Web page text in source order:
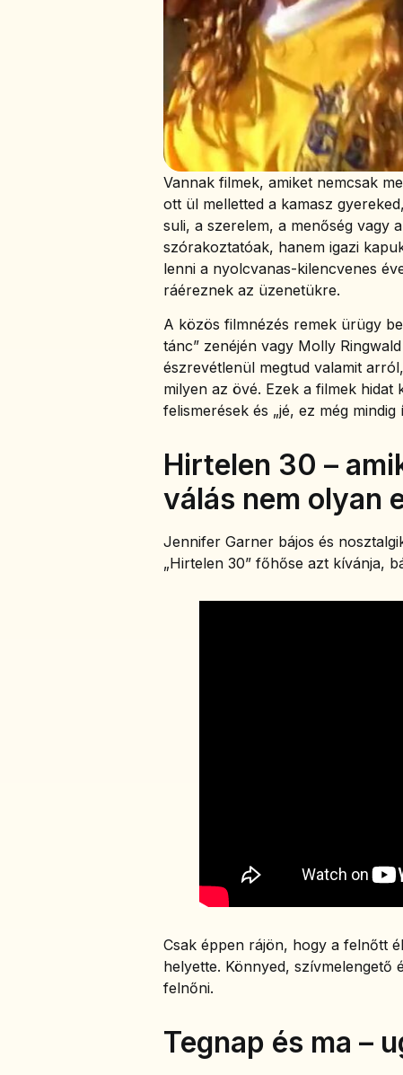
Vannak filmek, amiket nemcsak
ott ül melletted a kamasz
suli, a szerelem, a menőség vagy
szórakoztatóak, hanem igazi
lenni a nyolcvanas-kilencvenes
ráéreznek az üzenetükre.
A közös filmnézés remek ürügy
tánc” zenéjén vagy Molly
észrevétlenül megtud valamit
milyen az övé. Ezek a filmek
felismerések és „jé, ez még
Hirtelen 30 –
válás nem olyan
Jennifer Garner bájos és
„Hirtelen 30” főhőse azt kívánja,
Csak éppen rájön, hogy a felnőtt
helyette. Könnyed,
felnőni.
Tegnap és ma –